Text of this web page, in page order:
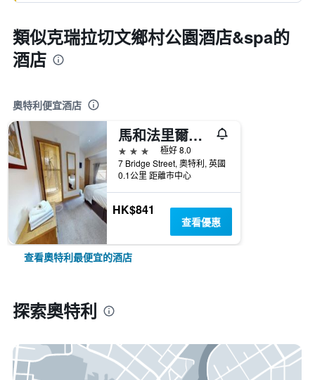
類似克瑞拉切文鄉村公園酒店&spa的
酒店
奧特利便宜酒店
馬和法里爾賓館
3星級
極好 8.0
7 Bridge Street, 奧特利, 英國
0.1公里 距離市中心
HK$841
查看優惠
查看奧特利最便宜的酒店
探索奧特利